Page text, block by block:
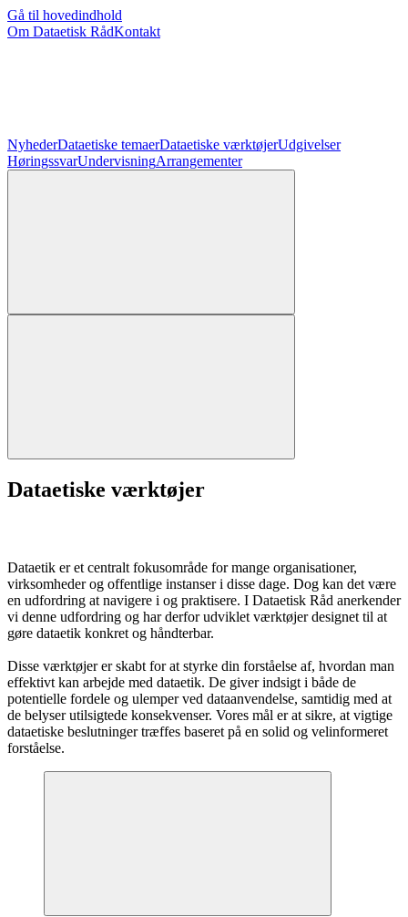
Gå til hovedindhold
Om Dataetisk RådKontakt
NyhederDataetiske temaerDataetiske værktøjerUdgivelser
HøringssvarUndervisningArrangementer
Dataetiske værktøjer
Dataetik er et centralt fokusområde for mange organisationer,
virksomheder og offentlige instanser i disse dage. Dog kan det være
en udfordring at navigere i og praktisere. I Dataetisk Råd anerkender
vi denne udfordring og har derfor udviklet værktøjer designet til at
gøre dataetik konkret og håndterbar.
Disse værktøjer er skabt for at styrke din forståelse af, hvordan man
effektivt kan arbejde med dataetik. De giver indsigt i både de
potentielle fordele og ulemper ved dataanvendelse, samtidig med at
de belyser utilsigtede konsekvenser. Vores mål er at sikre, at vigtige
dataetiske beslutninger træffes baseret på en solid og velinformeret
forståelse.